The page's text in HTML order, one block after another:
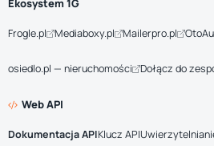
Ekosystem 1G
Frogle.pl Mediaboxy.pl Mailerpro.pl
osiedlo.pl — nieruchomości Dołącz do
Web API
Dokumentacja APIKlucz API